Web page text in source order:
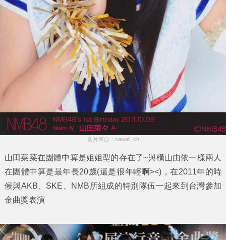
圖片來自：cawaii_ch
山田菜菜在團體中算是姐姐型的存在了~與橫山由依一樣兩人
在團體中算是最年長20歲(還是很年輕啊><)，在2011年的時
候與AKB、SKE、NMB所組成的特別隊伍一起來到台灣參加
金曲獎表演